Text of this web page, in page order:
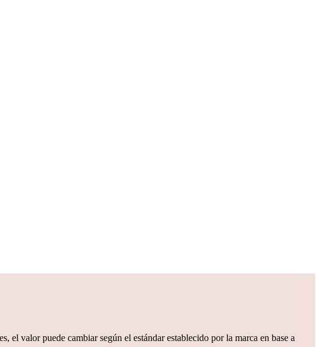
valor puede cambiar según el estándar establecido por la marca en base a